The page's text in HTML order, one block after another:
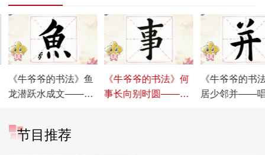
《牛爷爷的书法》鱼
龙潜跃水成文——唱
00:04:55
《牛爷爷的书法》何
事长向别时圆——唱
00:04:55
《牛爷爷的书
居少邻并——
00:04:55
节目推荐